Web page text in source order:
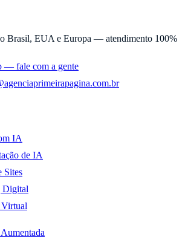
Brasil, EUA e Europa — atendimento 100%
— fale com a gente
IA
de IA
Sites
Digital
Virtual